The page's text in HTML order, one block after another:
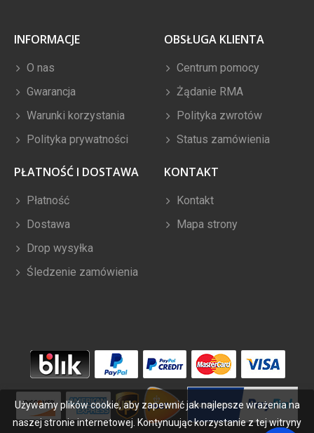
INFORMACJE
O nas
Gwarancja
Warunki korzystania
Polityka prywatności
OBSŁUGA KLIENTA
Centrum pomocy
Żądanie RMA
Polityka zwrotów
Status zamówienia
PŁATNOŚĆ I DOSTAWA
Płatność
Dostawa
Drop wysyłka
Śledzenie zamówienia
KONTAKT
Kontakt
Mapa strony
Używamy plików cookie, aby zapewnić jak najlepsze wrażenia na
naszej stronie internetowej. Kontynuując korzystanie z tej witryny